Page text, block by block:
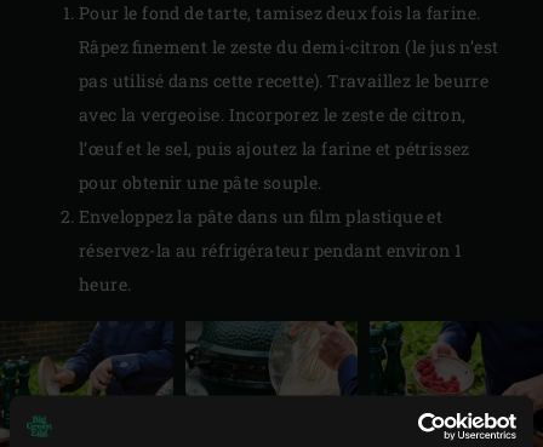
Pour le fond de tarte, tamisez deux fois la farine.
Râpez finement le zeste du demi-citron (le jus n’est
pas utilisé dans cette recette). Travaillez le beurre
avec la vergeoise. Incorporez le zeste de citron,
l’œuf et le sel, puis ajoutez la farine et pétrissez
pour obtenir une pâte souple.
Enveloppez la pâte dans un film plastique et
réservez-la au réfrigérateur pendant environ 1
heure.